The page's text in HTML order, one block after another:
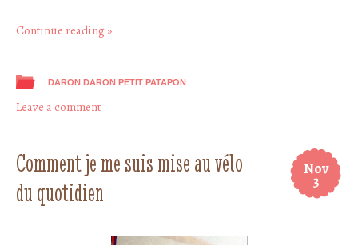
Continue reading»
DARON DARON PETIT PATAPON
Leave a comment
Nov
3
Comment je me suis mise au vélo
du quotidien